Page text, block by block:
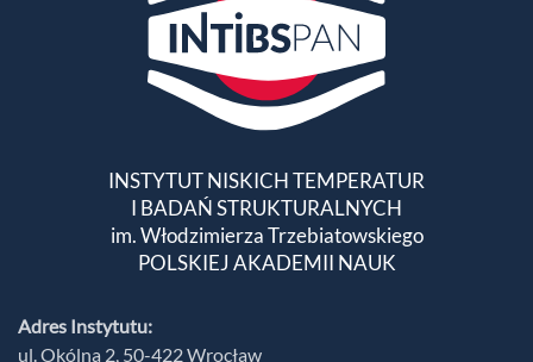
INSTYTUT NISKICH TEMPERATUR
I BADAŃ STRUKTURALNYCH
im. Włodzimierza Trzebiatowskiego
POLSKIEJ AKADEMII NAUK
Adres Instytutu:
ul. Okólna 2, 50-422 Wrocław